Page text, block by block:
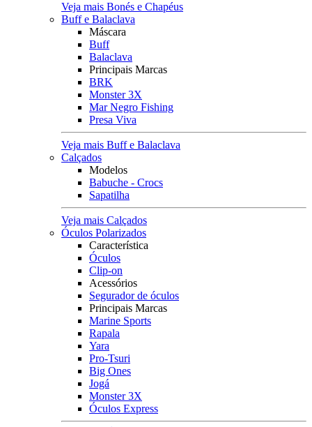
Veja mais Bonés e Chapéus
Buff e Balaclava
Máscara
Buff
Balaclava
Principais Marcas
BRK
Monster 3X
Mar Negro Fishing
Presa Viva
Veja mais Buff e Balaclava
Calçados
Modelos
Babuche - Crocs
Sapatilha
Veja mais Calçados
Óculos Polarizados
Característica
Óculos
Clip-on
Acessórios
Segurador de óculos
Principais Marcas
Marine Sports
Rapala
Yara
Pro-Tsuri
Big Ones
Jogá
Monster 3X
Óculos Express